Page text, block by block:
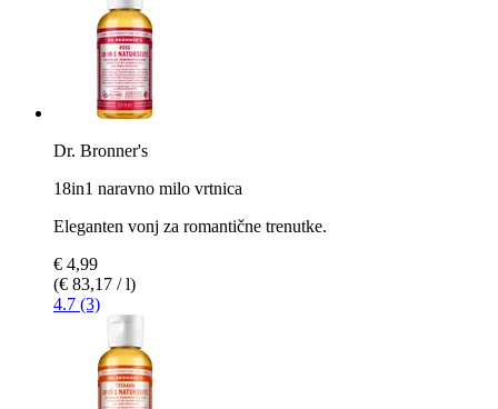
Dr. Bronner's
18in1 naravno milo vrtnica
Eleganten vonj za romantične trenutke.
€ 4,99
(€ 83,17 / l)
4.7 (3)